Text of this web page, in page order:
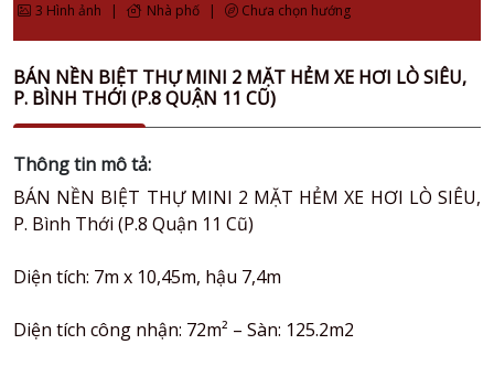
3 Hình ảnh | Nhà phố | Chưa chọn hướng
BÁN NỀN BIỆT THỰ MINI 2 MẶT HẺM XE HƠI LÒ SIÊU,
P. BÌNH THỚI (P.8 QUẬN 11 CŨ)
Thông tin mô tả:
BÁN NỀN BIỆT THỰ MINI 2 MẶT HẺM XE HƠI LÒ SIÊU,
P. Bình Thới (P.8 Quận 11 Cũ)
Diện tích: 7m x 10,45m, hậu 7,4m
Diện tích công nhận: 72m² – Sàn: 125.2m2